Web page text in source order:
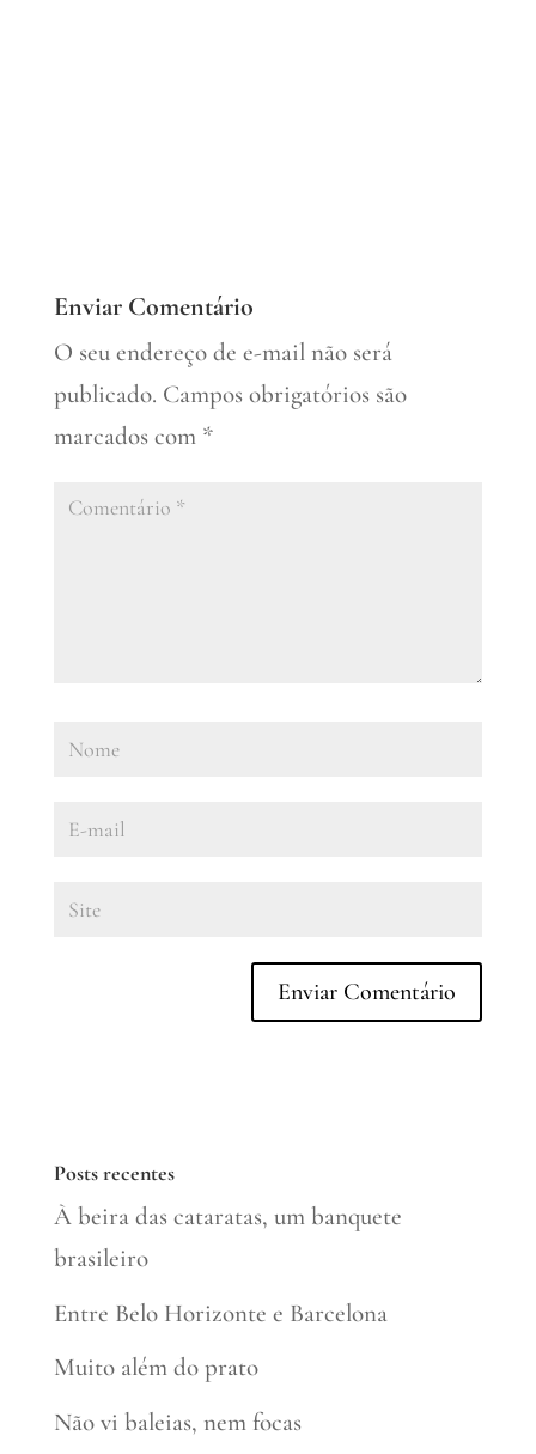
Enviar Comentário
O seu endereço de e-mail não será
publicado. Campos obrigatórios são
marcados com *
Posts recentes
À beira das cataratas, um banquete
brasileiro
Entre Belo Horizonte e Barcelona
Muito além do prato
Não vi baleias, nem focas